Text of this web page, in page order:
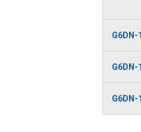
G6DN-
G6DN-
G6DN-